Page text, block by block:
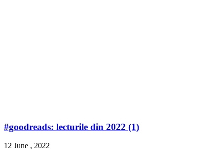
#goodreads: lecturile din 2022 (1)
12 June , 2022